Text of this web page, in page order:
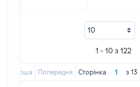
1 - 10 з 122
Перша Попередня Сторінка з 13